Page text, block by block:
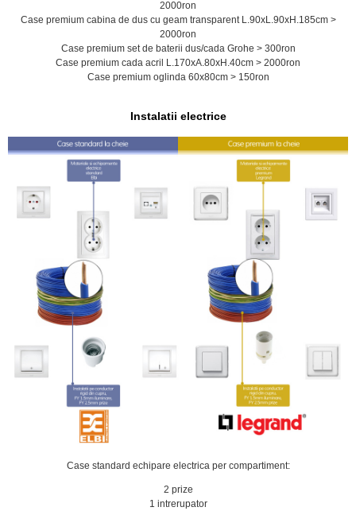
2000ron
Case premium cabina de dus cu geam transparent L.90xL.90xH.185cm >
2000ron
Case premium set de baterii dus/cada Grohe > 300ron
Case premium cada acril L.170xA.80xH.40cm > 2000ron
Case premium oglinda 60x80cm > 150ron
Instalatii electrice
Case standard echipare electrica per compartiment:
2 prize
1 intrerupator